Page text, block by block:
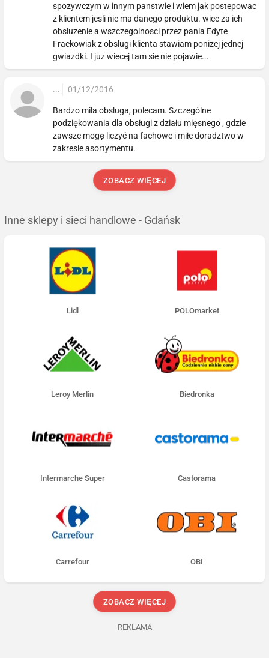
spozywczym w innym panstwie i wiem jak postepowac
z klientem jesli nie ma danego produktu. wiec za ich
obsluzenie a wszczegolnosci przez pania Edyte
Frackowiak z obslugi klienta stawiam ponizej jednej
gwiazdki. I juz wiecej tam sie nie pojawie...
... 01/12/2016
Bardzo miła obsługa, polecam. Szczególne
podziękowania dla obsługi z działu mięsnego , gdzie
zawsze mogę liczyć na fachowe i miłe doradztwo w
zakresie asortymentu.
ZOBACZ WIĘCEJ
Inne sklepy i sieci handlowe - Gdańsk
Lidl POLOmarket
Leroy Merlin Biedronka
Intermarche Super Castorama
Carrefour OBI
ZOBACZ WIĘCEJ
REKLAMA